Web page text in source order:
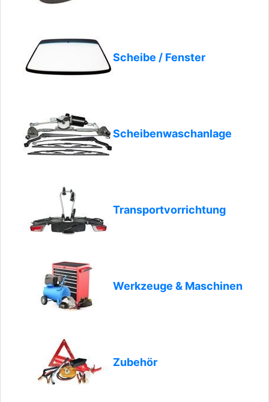
Scheibe / Fenster
Scheibenwaschanlage
Transportvorrichtung
Werkzeuge & Maschinen
Zubehör